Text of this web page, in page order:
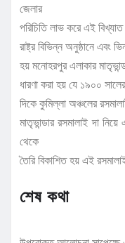
জেলার
পরিচিতি লাভ করে এই
রাষ্ট্র বিভিন্ন অনুষ্ঠানে এবং
হয় মনোহরপুর এলাকার
ধারণা করা হয় যে ১৯০০ সালের
দিকে কুমিল্লা অঞ্চলের
মাতৃভান্ডার রসমালাই দা
থেকে
তৈরি বিকাশিত হয় এই
শেষ কথা